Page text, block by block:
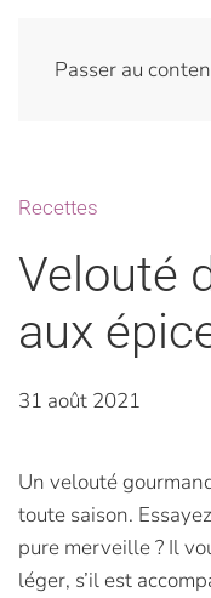
Passer au
Recettes
Velouté
aux
31 août 2021
Un velouté
toute saison.
pure merveille ? Il
léger, s’il est